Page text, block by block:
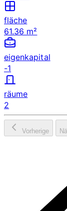
fläche
61.36 m²
eigenkapital
-1
räume
2
Vorherige